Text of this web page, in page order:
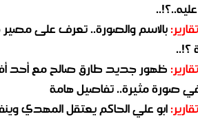
بالاسم والصورة.. تعرف على
؟!..
ظهور جديد طارق صالح مع أحد
صورة مثيرة.. تفاصيل هامة
ابو علي الحاكم يعتقل المهدي